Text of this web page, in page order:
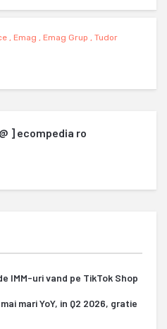
, Emag , Emag Grup , Tudor
] ecompedia ro
IMM-uri vand pe TikTok Shop
mari YoY, in Q2 2026, gratie